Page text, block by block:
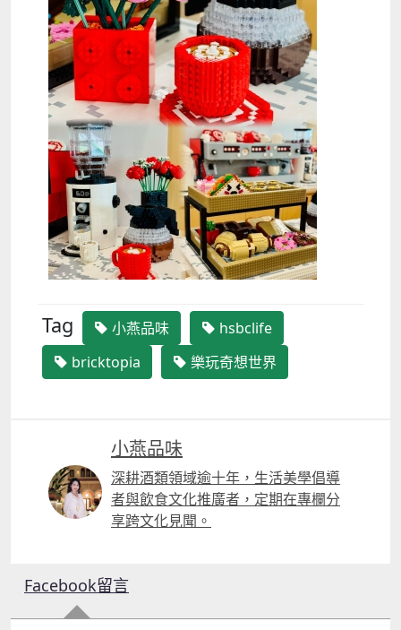
Tag 小燕品味
hsbclife
bricktopia
樂玩奇想世界
小燕品味
深耕酒類領域逾十年，生活美學倡導
者與飲食文化推廣者，定期在專欄分
享跨文化見聞。
Facebook留言